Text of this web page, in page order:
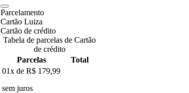
Parcelamento
Cartão Luiza
Cartão de crédito
Tabela de parcelas de Cartão
de crédito
Parcelas
Total
01x de R$ 179,99
sem juros